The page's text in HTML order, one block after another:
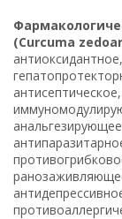
(Curcuma